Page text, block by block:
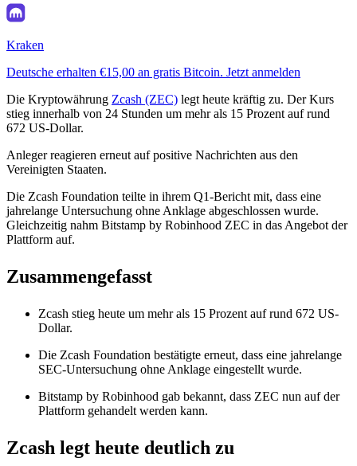
Kraken
Deutsche erhalten €15,00 an gratis Bitcoin. Jetzt anmelden
Die Kryptowährung Zcash (ZEC) legt heute kräftig zu. Der Kurs
stieg innerhalb von 24 Stunden um mehr als 15 Prozent auf rund
672 US-Dollar.
Anleger reagieren erneut auf positive Nachrichten aus den
Vereinigten Staaten.
Die Zcash Foundation teilte in ihrem Q1-Bericht mit, dass eine
jahrelange Untersuchung ohne Anklage abgeschlossen wurde.
Gleichzeitig nahm Bitstamp by Robinhood ZEC in das Angebot der
Plattform auf.
Zusammengefasst
Zcash stieg heute um mehr als 15 Prozent auf rund 672 US-
Dollar.
Die Zcash Foundation bestätigte erneut, dass eine jahrelange
SEC-Untersuchung ohne Anklage eingestellt wurde.
Bitstamp by Robinhood gab bekannt, dass ZEC nun auf der
Plattform gehandelt werden kann.
Zcash legt heute deutlich zu